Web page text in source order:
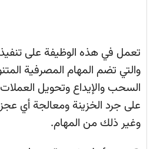
تعمل في هذه الوظيفة على
والتي تضم المهام المصرفية
السحب والإيداع وتحويل
على جرد الخزينة ومعالجة أي
وغير ذلك من المهام.